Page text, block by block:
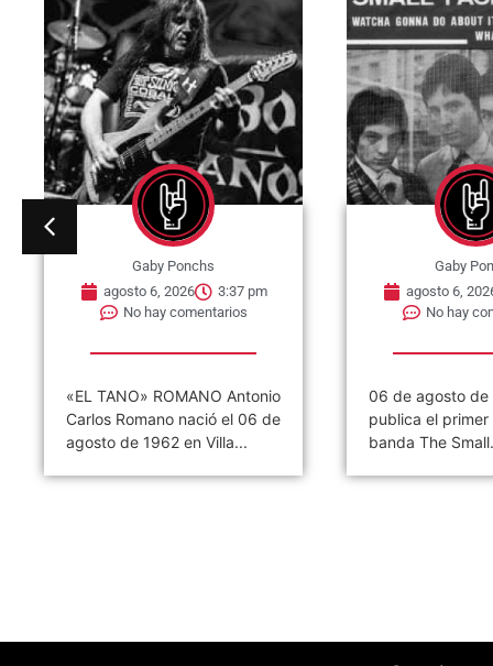
Gaby Ponchs
agosto 6, 2026
3:32 pm
No hay comentarios
06 de agosto de 1965, se
publica el primer single de la
banda The Small...
Gaby
agosto 6,
No hay
06 de agosto de
Ramones ofrece
concierto. Tal